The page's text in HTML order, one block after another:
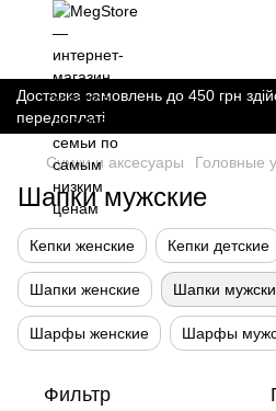
Доставка замовлень до 450 грн
передоплаті
Сумки и аксесуары Головные
Шапки мужские
Кепки женские Кепки детские
Шапки женские Шапки
Шарфы женские Шарфы
Фильтр